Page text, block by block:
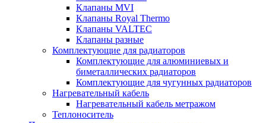
Клапаны MVI
Клапаны Royal Thermo
Клапаны VALTEC
Клапаны разные
Комплектующие для радиаторов
Комплектующие для алюминиевых и
биметаллических радиаторов
Комплектующие для чугунных радиаторов
Нагревательный кабель
Нагревательный кабель метражом
Теплоноситель